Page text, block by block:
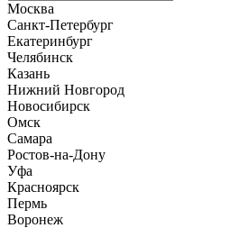
Москва
Санкт-Петербург
Екатеринбург
Челябинск
Казань
Нижний Новгород
Новосибирск
Омск
Самара
Ростов-на-Дону
Уфа
Красноярск
Пермь
Воронеж